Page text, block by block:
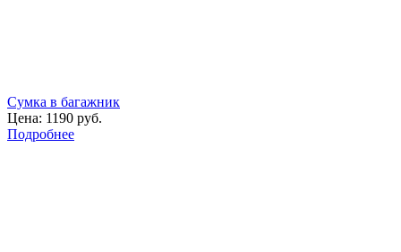
Сумка в багажник
Цена: 1190 руб.
Подробнее